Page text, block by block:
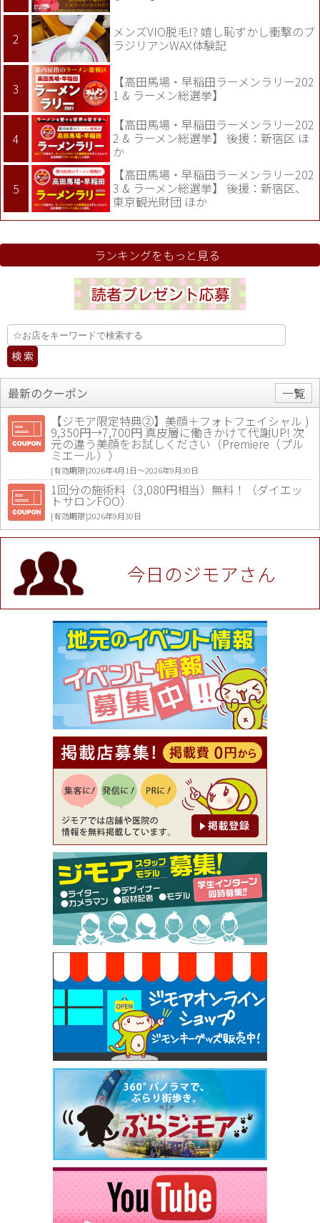
メンズVIO脱毛!? 嬉し恥ずかし衝撃のブ
ラジリアンWAX体験記
【高田馬場・早稲田ラーメンラリー202
1 & ラーメン総選挙】
【高田馬場・早稲田ラーメンラリー202
2 & ラーメン総選挙】 後援：新宿区 ほ
か
【高田馬場・早稲田ラーメンラリー202
3 & ラーメン総選挙】 後援：新宿区、
東京観光財団 ほか
ランキングをもっと見る
最新のクーポン
一覧
【ジモア限定特典②】美顔＋フォトフェイシャル )
9,350円→7,700円 真皮層に働きかけて代謝UP! 次
元の違う美顔をお試しください（Premiere（プル
ミエール））
[有効期限]2026年4月1日〜2026年9月30日
1回分の施術料（3,080円相当）無料！（ダイエッ
トサロンFOO）
[有効期限]2026年9月30日
値段提示後「ジモア見た」で更に買い取り金額 U
P！※チケットと新品商品は除く（大黒屋 高田馬場
駅前店）
[有効期限]2026年9月30日
★ジモア限定特典★ お会計より全品5％OFF（ナチ
ュラル＆ハンドメイドショップ［マキマキ］）
[有効期限]2026年9月30日まで
【ジモア限定①】初回割引 特価 VIO脱毛11,000円
⇒8,800円（メンズ専門ワックス脱毛サロン Mickle
（ミックル））
[有効期限]2026年9月30日
【ジモア読者特典2】コース 3,500円→3,000円（料
理5品+2時間飲み放題）（創作イタリアン Pia Cu
ore（ピアクオーレ））
[有効期限]2026年9月30日
【ジモア読者特典1】料理全品20％OFF ※18時以
降（創作イタリアン Pia Cuore（ピアクオーレ））
[有効期限]2026年9月30日
【ジモア限定②】初回割引 特価 鼻毛脱毛 半額 2,2
00円⇒1,100円（メンズ専門ワックス脱毛サロン Mi
ckle（ミックル））
[有効期限]2026年9月30日
【ジモア限定特典①】まつ毛カール 3,850円→ 2,7
50円（Premiere（プルミエール））
[有効期限]2026年9月30日
焼き餃子 一皿サービス（餃子酒場たっちゃん 西
早稲田店）
[有効期限]2026年9月30日
今日のジモアさん